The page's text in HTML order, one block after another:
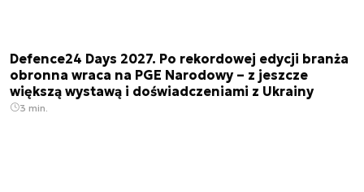
Defence24 Days 2027. Po rekordowej edycji branża
obronna wraca na PGE Narodowy – z jeszcze
większą wystawą i doświadczeniami z Ukrainy
3 min.